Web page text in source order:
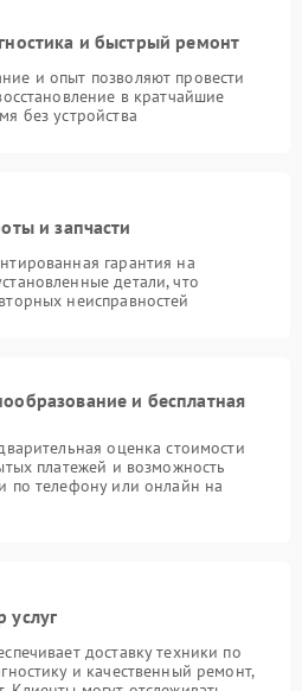
и быстрый ремонт
и опыт позволяют провести
в кратчайшие
без устройства
и запчасти
гарантия на
детали, что
неисправностей
и бесплатная
оценка стоимости
платежей и возможность
по телефону или онлайн на
услуг
доставку техники по
и качественный ремонт,